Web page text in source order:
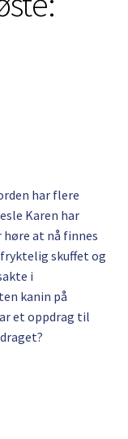
har flere
Karen har
høre at nå finnes
skuffet og
i
kanin på
et oppdrag til